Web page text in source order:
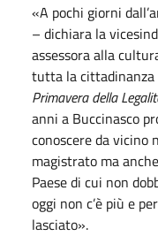
«A pochi giorni
– dichiara la
assessora alla
tutta la cittadinanza
Primavera della
anni a Buccinasco
conoscere da vicino
magistrato ma
Paese di cui non
oggi non c’è più e
lasciato».